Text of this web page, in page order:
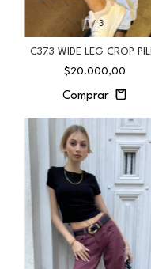
1/3
C373 WIDE LEG CROP
$20.000,00
Comprar